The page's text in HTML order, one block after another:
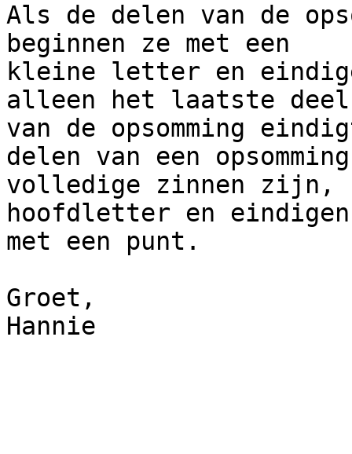
Als de delen van de
beginnen ze met een
kleine letter en
alleen het laatste deel
van de opsomming
delen van een opsomming
volledige zinnen zijn,
hoofdletter en
met een punt.
Groet,
Hannie